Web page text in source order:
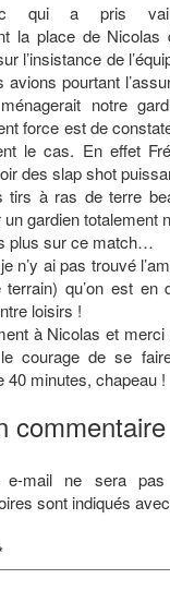
qui a pris
la place de Nicolas
l’insistance de
pourtant
notre
force est de
le cas. En effet
des slap shot
tirs à ras de terre
gardien totalement
plus sur ce match…
n’y ai pas trouvé
qu’on est en
loisirs !
à Nicolas et merci
courage de se
40 minutes, chapeau !
commentaire
e-mail ne sera pas
sont indiqués avec